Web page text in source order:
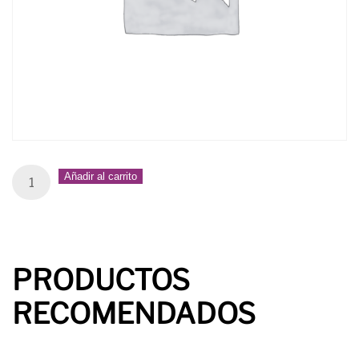
Sala
Añadir al carrito
PRODUCTOS
RECOMENDADOS